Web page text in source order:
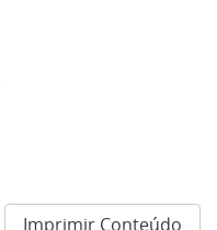
Imprimir Conteúdo